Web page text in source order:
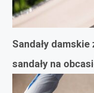
Sandały
sandały na